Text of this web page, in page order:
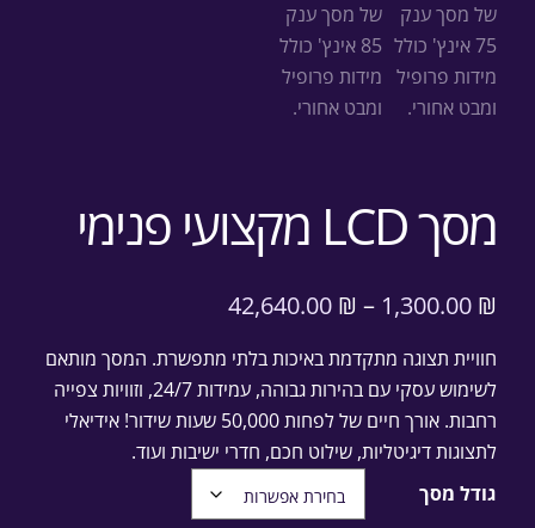
מסך LCD מקצועי פנימי
1,300.00 ₪
–
42,640.00 ₪
חוויית תצוגה מתקדמת באיכות בלתי מתפשרת. המסך מותאם
לשימוש עסקי עם בהירות גבוהה, עמידות 24/7, וזוויות צפייה
רחבות. אורך חיים של לפחות 50,000 שעות שידור! אידיאלי
לתצוגות דיגיטליות, שילוט חכם, חדרי ישיבות ועוד.
גודל מסך